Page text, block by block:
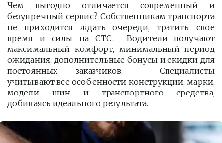
Чем выгодно отличается современный и
безупречный сервис? Собственникам транспорта
не приходится ждать очереди, тратить свое
время и силы на СТО. Водители получают
максимальный комфорт, минимальный период
ожидания, дополнительные бонусы и скидки для
постоянных заказчиков. Специалисты
учитывают все особенности конструкции, марки,
модели шин и транспортного средства,
добиваясь идеального результата.